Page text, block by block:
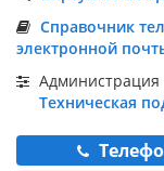
Справочник
электронной
Администрация
Техническая